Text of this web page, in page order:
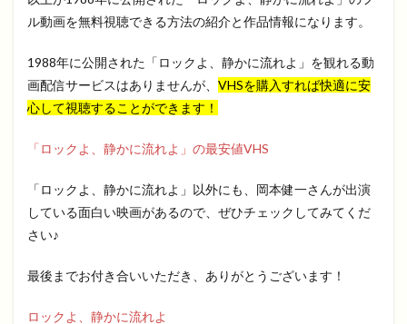
ル動画を無料視聴できる方法の紹介と作品情報になります。
1988年に公開された「ロックよ、静かに流れよ」を観れる動
画配信サービスはありませんが、 VHSを購入すれば快適に安
心して視聴することができます！
「ロックよ、静かに流れよ」の最安値VHS
「ロックよ、静かに流れよ」以外にも、岡本健一さんが出演
している面白い映画があるので、ぜひチェックしてみてくだ
さい♪
最後までお付き合いいただき、ありがとうございます！
ロックよ、静かに流れよ